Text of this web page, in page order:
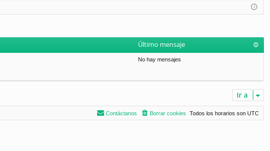
ifi
ra
Último mensaje
No hay mensajes
Ir a
Todos los horarios son UTC
Borrar cookies
Contáctanos